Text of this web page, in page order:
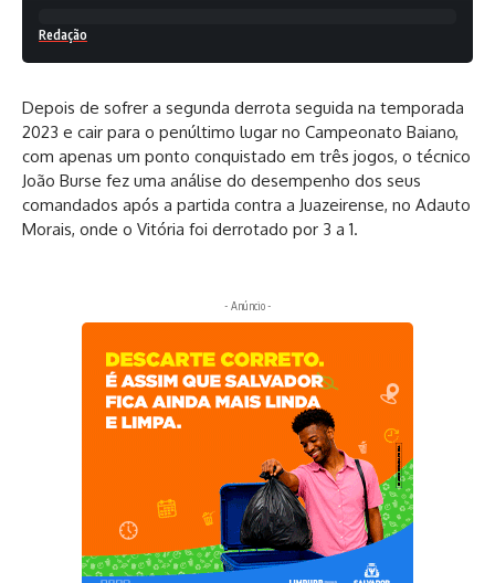
Redação
Depois de sofrer a segunda derrota seguida na temporada
2023 e cair para o penúltimo lugar no Campeonato Baiano,
com apenas um ponto conquistado em três jogos, o técnico
João Burse fez uma análise do desempenho dos seus
comandados após a partida contra a Juazeirense, no Adauto
Morais, onde o Vitória foi derrotado por 3 a 1.
- Anúncio -